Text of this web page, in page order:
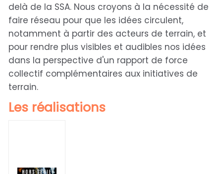
delà de la SSA. Nous croyons à la nécessité de
faire réseau pour que les idées circulent,
notamment à partir des acteurs de terrain, et
pour rendre plus visibles et audibles nos idées
dans la perspective d'un rapport de force
collectif complémentaires aux initiatives de
terrain.
Les réalisations